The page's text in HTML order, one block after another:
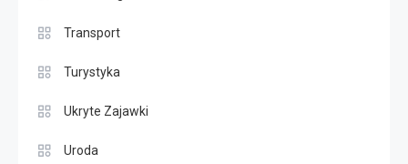
Transport
Turystyka
Ukryte Zajawki
Uroda